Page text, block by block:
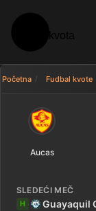
Početna Fudbal kvote
Uporedi
Aucas
SLEDEĆI MEČ
H
Guayaquil